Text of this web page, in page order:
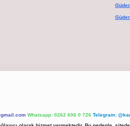
Whatsapp: 0262 606 0 726 Telegram: